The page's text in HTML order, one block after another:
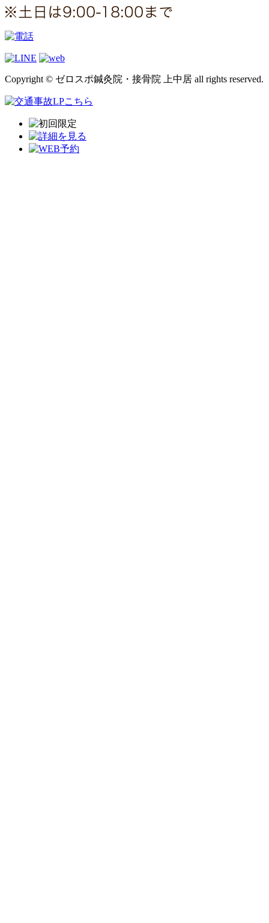
Copyright © ゼロスポ鍼灸院・接骨院 上中居 all rights reserved.